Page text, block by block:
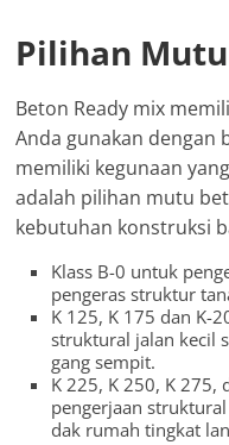
Pilihan
Beton Ready mix
Anda gunakan dengan
memiliki kegunaan
adalah pilihan mutu
kebutuhan konstruksi
Klass B-0 untuk
pengeras struktur
K 125, K 175 dan K-
struktural jalan kecil
gang sempit.
K 225, K 250, K 275,
pengerjaan
dak rumah tingkat